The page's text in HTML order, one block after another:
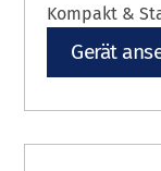
Kompakt &
Gerät